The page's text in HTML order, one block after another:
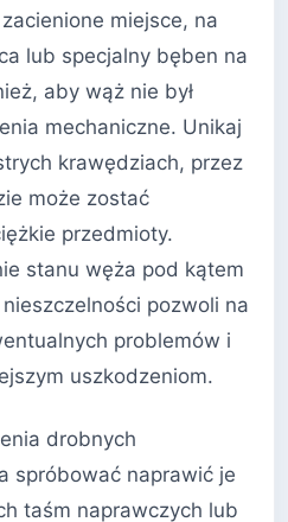
miejsce, na
lub specjalny bęben na
aby wąż nie był
mechaniczne. Unikaj
krawędziach, przez
może zostać
przedmioty.
stanu węża pod kątem
pozwoli na
problemów i
uszkodzeniom.
drobnych
spróbować naprawić je
taśm naprawczych lub